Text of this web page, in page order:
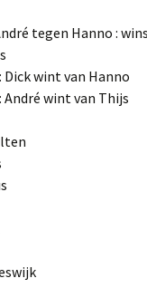
tegen Hanno :
Dick wint van Hanno
André wint van Thijs